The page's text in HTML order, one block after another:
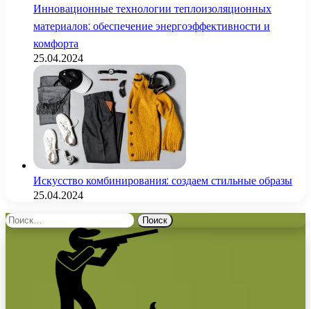
Инновационные технологии теплоизоляционных
материалов: обеспечение энергоэффективности и
комфорта
25.04.2024
Искусство комбинирования: создаем стильные образы
25.04.2024
Найти: